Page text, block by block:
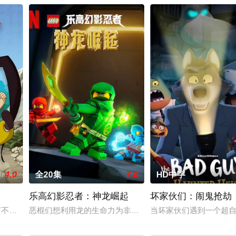
4.0
讳的女孩。 就像同龄人一样，她着迷于时尚、小机件 、流行音
全20集 7.0
乐高幻影忍者：神龙崛起
恶棍们想利用龙的生命力为非作歹，两个来自不同世界的少
HD中字
坏家伙们：闹鬼抢劫
当坏家伙们遇到一个超